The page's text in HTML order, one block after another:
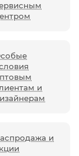
и
и